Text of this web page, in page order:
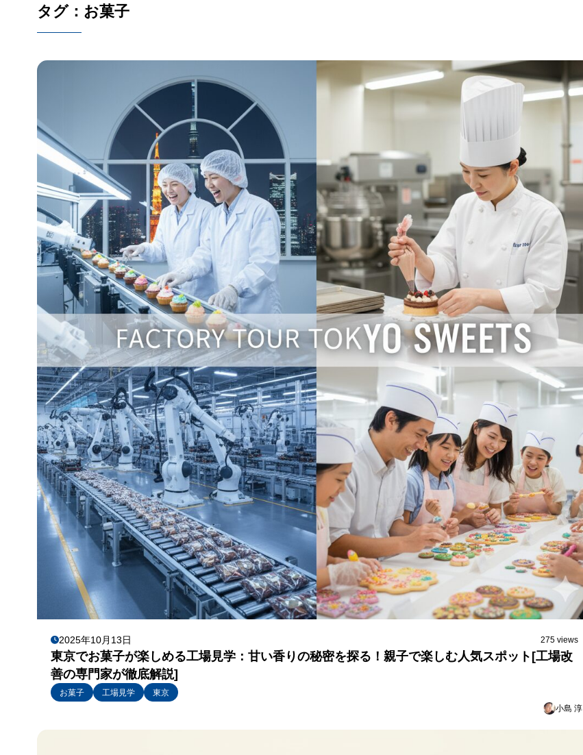
タグ：お菓子
2025年10月13日 275 views
東京でお菓子が楽しめる工場見学：甘い香りの秘密を探る！親子で楽しむ人気スポット[工場改
善の専門家が徹底解説]
お菓子 工場見学
東京
小島 淳